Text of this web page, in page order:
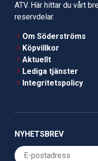
ATV. Här hittar du vårt
reservdelar.
Om Söderströms
Köpvillkor
Aktuellt
Lediga tjänster
Integritetspolicy
NYHETSBREV